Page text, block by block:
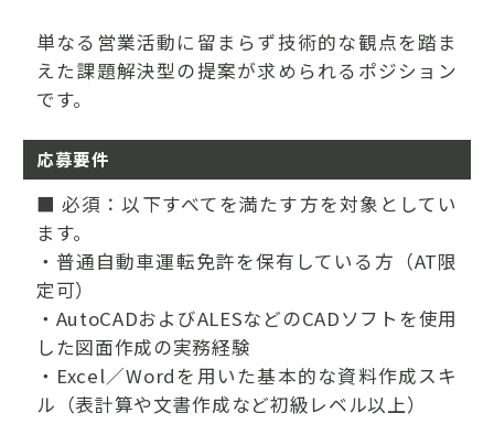
単なる営業活動に留まらず技術的な観点を踏ま
えた課題解決型の提案が求められるポジション
です。
応募要件
■ 必須：以下すべてを満たす方を対象としてい
ます。
・普通自動車運転免許を保有している方（AT限
定可）
・AutoCADおよびALESなどのCADソフトを使用
した図面作成の実務経験
・Excel／Wordを用いた基本的な資料作成スキ
ル（表計算や文書作成など初級レベル以上）